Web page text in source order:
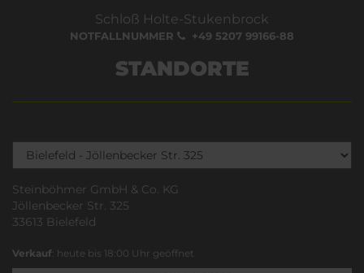
Schloß Holte-Stukenbrock
NOTFALLNUMMER +49 5207 99166-88
STANDORTE
Steinböhmer GmbH & Co. KG
Jöllenbecker Str. 325
33613 Bielefeld
Verkauf: heute bis 18:00 Uhr geöffnet